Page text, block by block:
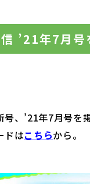
’21年7月号
、’21年7月号を
ドはこちらから。